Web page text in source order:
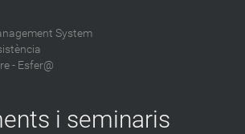
System
- Esfer@
i seminaris